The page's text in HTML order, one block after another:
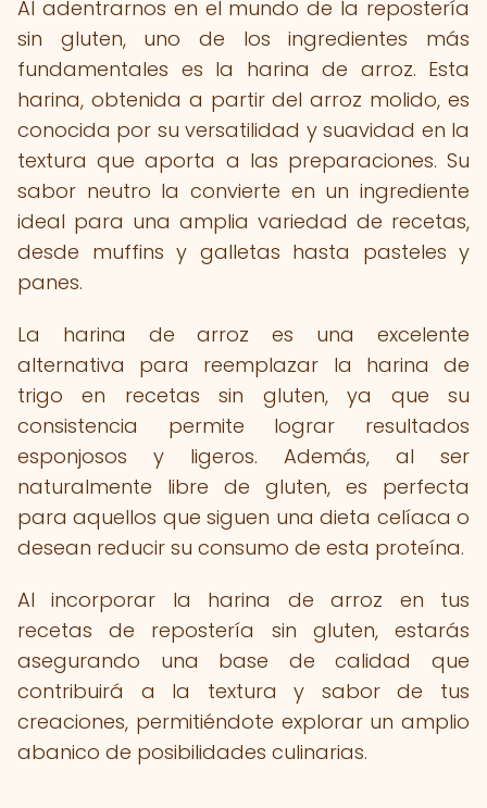
Al adentrarnos en el mundo de la repostería
sin gluten, uno de los ingredientes más
fundamentales es la harina de arroz. Esta
harina, obtenida a partir del arroz molido, es
conocida por su versatilidad y suavidad en la
textura que aporta a las preparaciones. Su
sabor neutro la convierte en un ingrediente
ideal para una amplia variedad de recetas,
desde muffins y galletas hasta pasteles y
panes.
La harina de arroz es una excelente
alternativa para reemplazar la harina de
trigo en recetas sin gluten, ya que su
consistencia permite lograr resultados
esponjosos y ligeros. Además, al ser
naturalmente libre de gluten, es perfecta
para aquellos que siguen una dieta celíaca o
desean reducir su consumo de esta proteína.
Al incorporar la harina de arroz en tus
recetas de repostería sin gluten, estarás
asegurando una base de calidad que
contribuirá a la textura y sabor de tus
creaciones, permitiéndote explorar un amplio
abanico de posibilidades culinarias.